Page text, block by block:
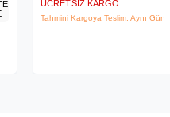
ÜCRETSIZ KARGO
Tahmini Kargoya Teslim: Aynı Gün